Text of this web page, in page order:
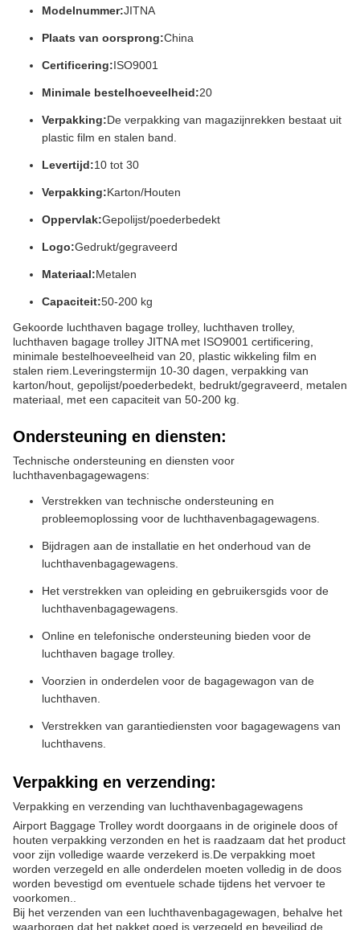
Modelnummer:JITNA
Plaats van oorsprong:China
Certificering:ISO9001
Minimale bestelhoeveelheid:20
Verpakking:De verpakking van magazijnrekken bestaat uit
plastic film en stalen band.
Levertijd:10 tot 30
Verpakking:Karton/Houten
Oppervlak:Gepolijst/poederbedekt
Logo:Gedrukt/gegraveerd
Materiaal:Metalen
Capaciteit:50-200 kg
Gekoorde luchthaven bagage trolley, luchthaven trolley,
luchthaven bagage trolley JITNA met ISO9001 certificering,
minimale bestelhoeveelheid van 20, plastic wikkeling film en
stalen riem.Leveringstermijn 10-30 dagen, verpakking van
karton/hout, gepolijst/poederbedekt, bedrukt/gegraveerd, metalen
materiaal, met een capaciteit van 50-200 kg.
Ondersteuning en diensten:
Technische ondersteuning en diensten voor
luchthavenbagagewagens:
Verstrekken van technische ondersteuning en
probleemoplossing voor de luchthavenbagagewagens.
Bijdragen aan de installatie en het onderhoud van de
luchthavenbagagewagens.
Het verstrekken van opleiding en gebruikersgids voor de
luchthavenbagagewagens.
Online en telefonische ondersteuning bieden voor de
luchthaven bagage trolley.
Voorzien in onderdelen voor de bagagewagon van de
luchthaven.
Verstrekken van garantiediensten voor bagagewagens van
luchthavens.
Verpakking en verzending:
Verpakking en verzending van luchthavenbagagewagens
Airport Baggage Trolley wordt doorgaans in de originele doos of
houten verpakking verzonden en het is raadzaam dat het product
voor zijn volledige waarde verzekerd is.De verpakking moet
worden verzegeld en alle onderdelen moeten volledig in de doos
worden bevestigd om eventuele schade tijdens het vervoer te
voorkomen..
Bij het verzenden van een luchthavenbagagewagen, behalve het
waarborgen dat het pakket goed is verzegeld en beveiligd,de